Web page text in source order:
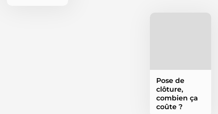
Pose de
clôture,
combien ça
coûte ?